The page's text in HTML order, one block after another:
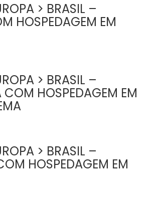
> BRASIL –
HOSPEDAGEM EM
> BRASIL –
COM HOSPEDAGEM EM
> BRASIL –
HOSPEDAGEM EM